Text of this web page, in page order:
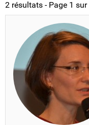
2 résultats - Page 1 sur